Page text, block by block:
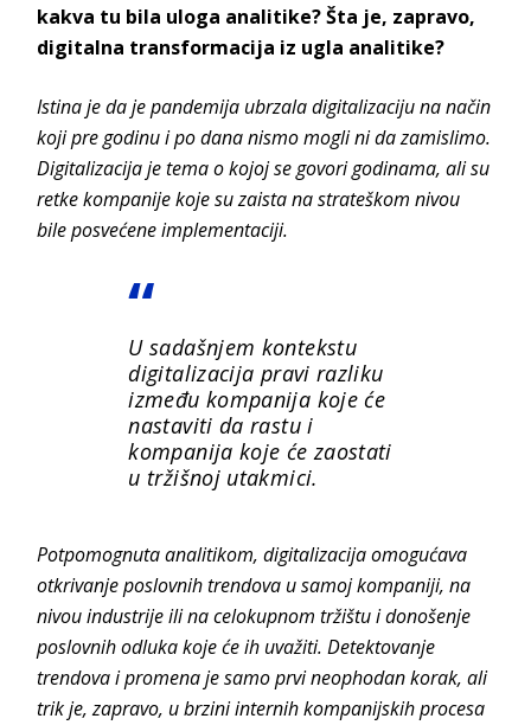
kakva tu bila uloga analitike? Šta je, zapravo,
digitalna transformacija iz ugla analitike?
Istina je da je pandemija ubrzala digitalizaciju na način
koji pre godinu i po dana nismo mogli ni da zamislimo.
Digitalizacija je tema o kojoj se govori godinama, ali su
retke kompanije koje su zaista na strateškom nivou
bile posvećene implementaciji.
U sadašnjem kontekstu
digitalizacija pravi razliku
između kompanija koje će
nastaviti da rastu i
kompanija koje će zaostati
u tržišnoj utakmici.
Potpomognuta analitikom, digitalizacija omogućava
otkrivanje poslovnih trendova u samoj kompaniji, na
nivou industrije ili na celokupnom tržištu i donošenje
poslovnih odluka koje će ih uvažiti. Detektovanje
trendova i promena je samo prvi neophodan korak, ali
trik je, zapravo, u brzini internih kompanijskih procesa